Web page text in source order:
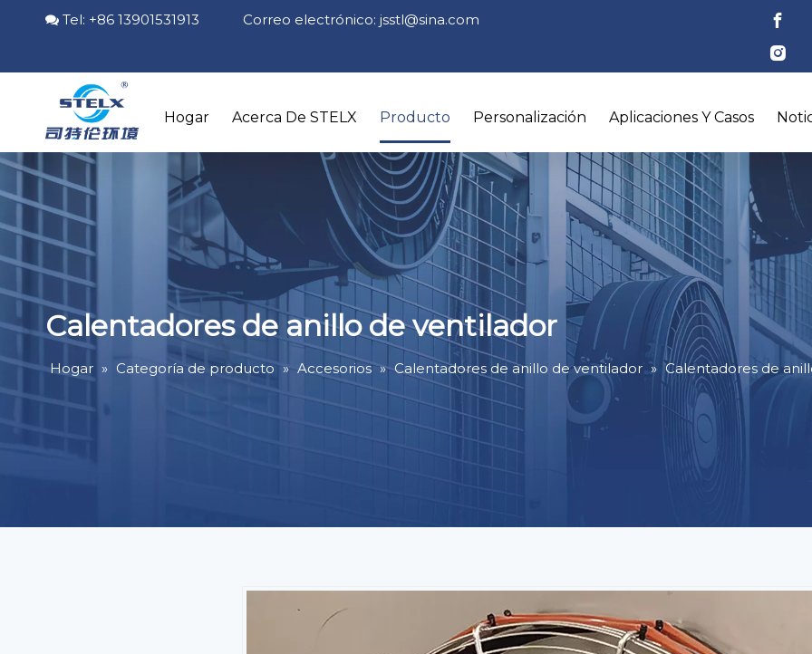
 Tel: +86 13901531913 Correo electrónico: jsstl@sina.com
Hogar Acerca De STELX Producto Personalización Aplicaciones Y Casos
Calentadores de anillo de ventilador
Hogar » Categoría de producto » Accesorios » Calentadores de anillo de ventilador » Calentadores de